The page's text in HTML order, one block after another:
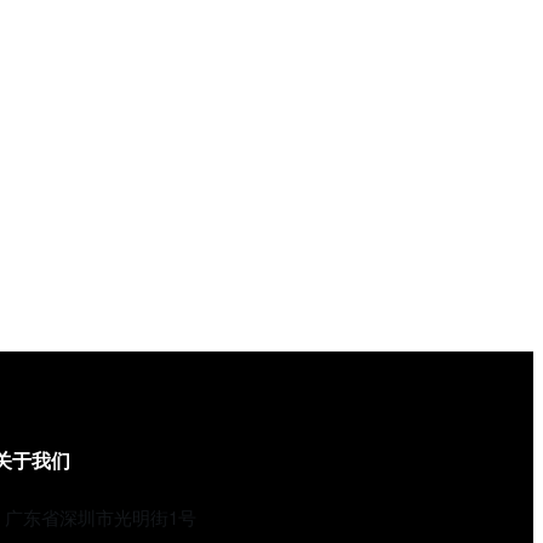
于我们
广东省深圳市光明街1号